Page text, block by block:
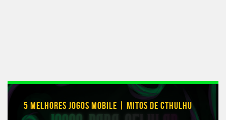
5 MELHORES JOGOS MOBILE | MITOS DE CTHULHU